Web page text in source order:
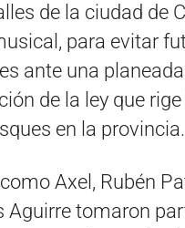
de la ciudad de
para evitar
ante una planeada
de la ley que
en la provincia.
Axel, Rubén
Aguirre tomaron